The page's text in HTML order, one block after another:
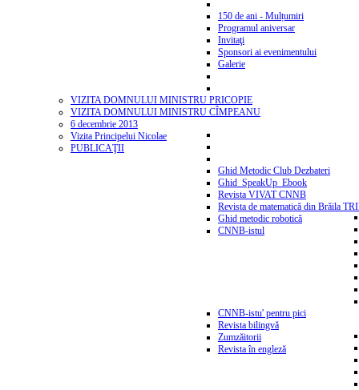
150 de ani - Mulțumiri
Programul aniversar
Invitaţi
Sponsori ai evenimentului
Galerie
VIZITA DOMNULUI MINISTRU PRICOPIE
VIZITA DOMNULUI MINISTRU CÎMPEANU
6 decembrie 2013
Vizita Principelui Nicolae
PUBLICAŢII
Ghid Metodic Club Dezbateri
Ghid_SpeakUp_Ebook
Revista VIVAT CNNB
Revista de matematică din Brăila
Ghid metodic robotică
CNNB-istul
CNNB-istu' pentru pici
Revista bilingvă
Zumzăitorii
Revista în engleză